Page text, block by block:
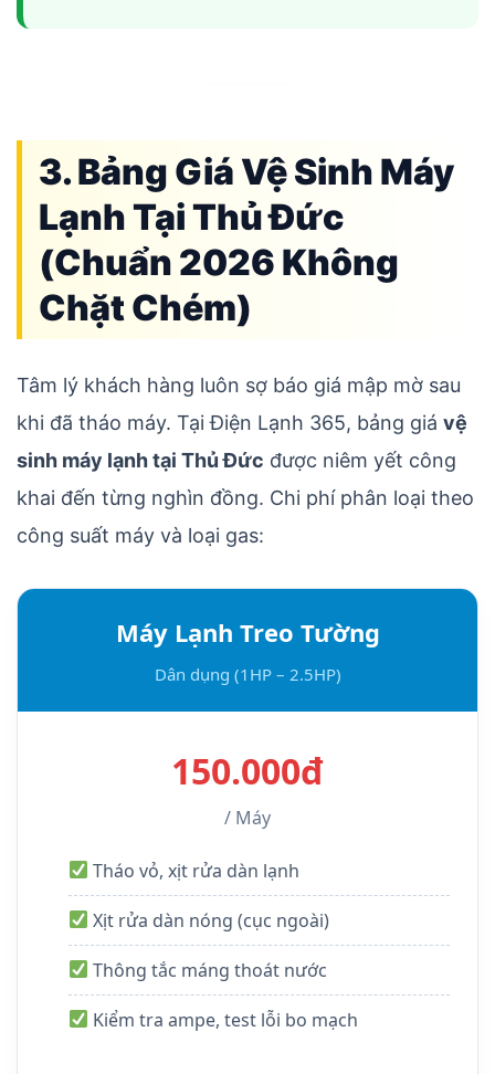
3. Bảng Giá Vệ Sinh Máy
Lạnh Tại Thủ Đức
(Chuẩn 2026 Không
Chặt Chém)
Tâm lý khách hàng luôn sợ báo giá mập mờ sau
khi đã tháo máy. Tại Điện Lạnh 365, bảng giá vệ
sinh máy lạnh tại Thủ Đức được niêm yết công
khai đến từng nghìn đồng. Chi phí phân loại theo
công suất máy và loại gas:
Máy Lạnh Treo Tường
Dân dụng (1HP – 2.5HP)
150.000đ
/ Máy
Tháo vỏ, xịt rửa dàn lạnh
Xịt rửa dàn nóng (cục ngoài)
Thông tắc máng thoát nước
Kiểm tra ampe, test lỗi bo mạch